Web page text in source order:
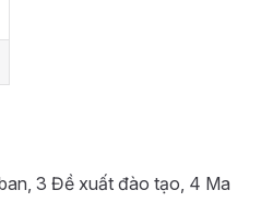
3 Đề xuất đào tạo, 4 Ma